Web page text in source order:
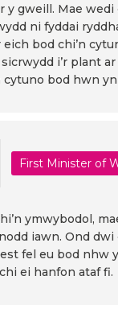
y gweill. Mae
ni fyddai
bod chi’n
i’r plant
bod hwn
First Minister of
ymwybodol,
iawn. Ond dwi
fel eu bod nhw
ei hanfon ataf fi.